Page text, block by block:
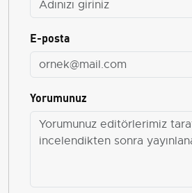
E-posta
Yorumunuz